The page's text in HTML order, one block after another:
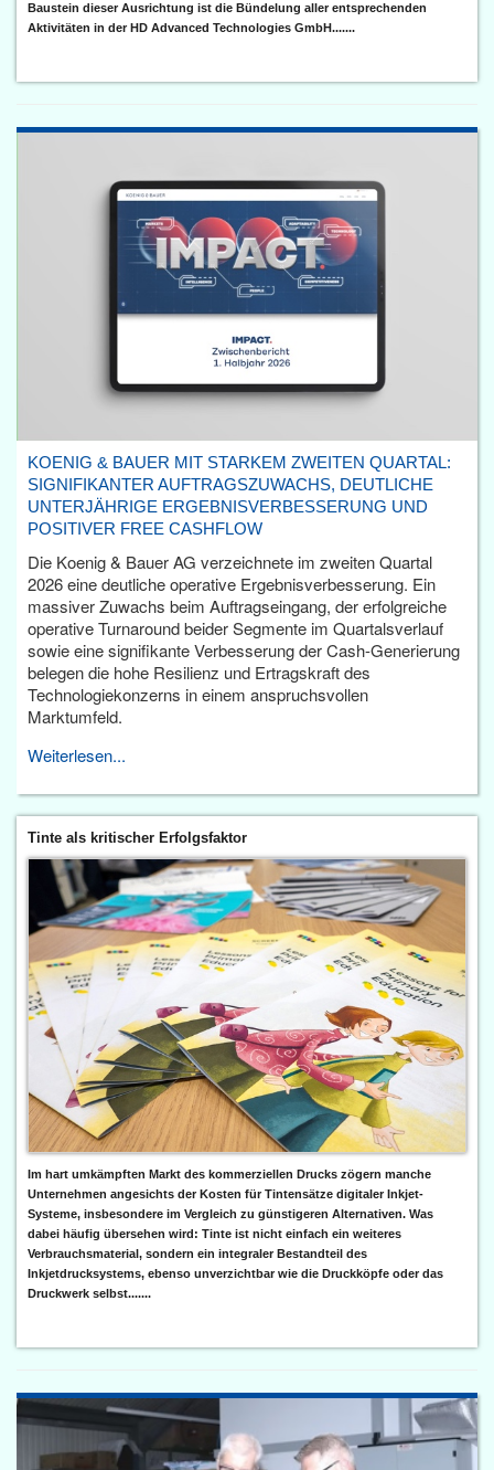
Baustein dieser Ausrichtung ist die Bündelung aller entsprechenden
Aktivitäten in der HD Advanced Technologies GmbH.......
KOENIG & BAUER MIT STARKEM ZWEITEN QUARTAL:
SIGNIFIKANTER AUFTRAGSZUWACHS, DEUTLICHE
UNTERJÄHRIGE ERGEBNISVERBESSERUNG UND
POSITIVER FREE CASHFLOW
Die Koenig & Bauer AG verzeichnete im zweiten Quartal
2026 eine deutliche operative Ergebnisverbesserung. Ein
massiver Zuwachs beim Auftragseingang, der erfolgreiche
operative Turnaround beider Segmente im Quartalsverlauf
sowie eine signifikante Verbesserung der Cash-Generierung
belegen die hohe Resilienz und Ertragskraft des
Technologiekonzerns in einem anspruchsvollen
Marktumfeld.
Weiterlesen...
Tinte als kritischer Erfolgsfaktor
Im hart umkämpften Markt des kommerziellen Drucks zögern manche
Unternehmen angesichts der Kosten für Tintensätze digitaler Inkjet-
Systeme, insbesondere im Vergleich zu günstigeren Alternativen. Was
dabei häufig übersehen wird: Tinte ist nicht einfach ein weiteres
Verbrauchsmaterial, sondern ein integraler Bestandteil des
Inkjetdrucksystems, ebenso unverzichtbar wie die Druckköpfe oder das
Druckwerk selbst.......